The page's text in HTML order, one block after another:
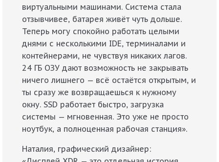
виртуальными машинами. Система стала
отзывчивее, батарея живёт чуть дольше.
Теперь могу спокойно работать целыми
днями с несколькими IDE, терминалами и
контейнерами, не чувствуя никаких лагов.
24 ГБ ОЗУ дают возможность не закрывать
ничего лишнего — всё остаётся открытым, и
ты сразу же возвращаешься к нужному
окну. SSD работает быстро, загрузка
системы — мгновенная. Это уже не просто
ноутбук, а полноценная рабочая станция».
Наталия, графический дизайнер: